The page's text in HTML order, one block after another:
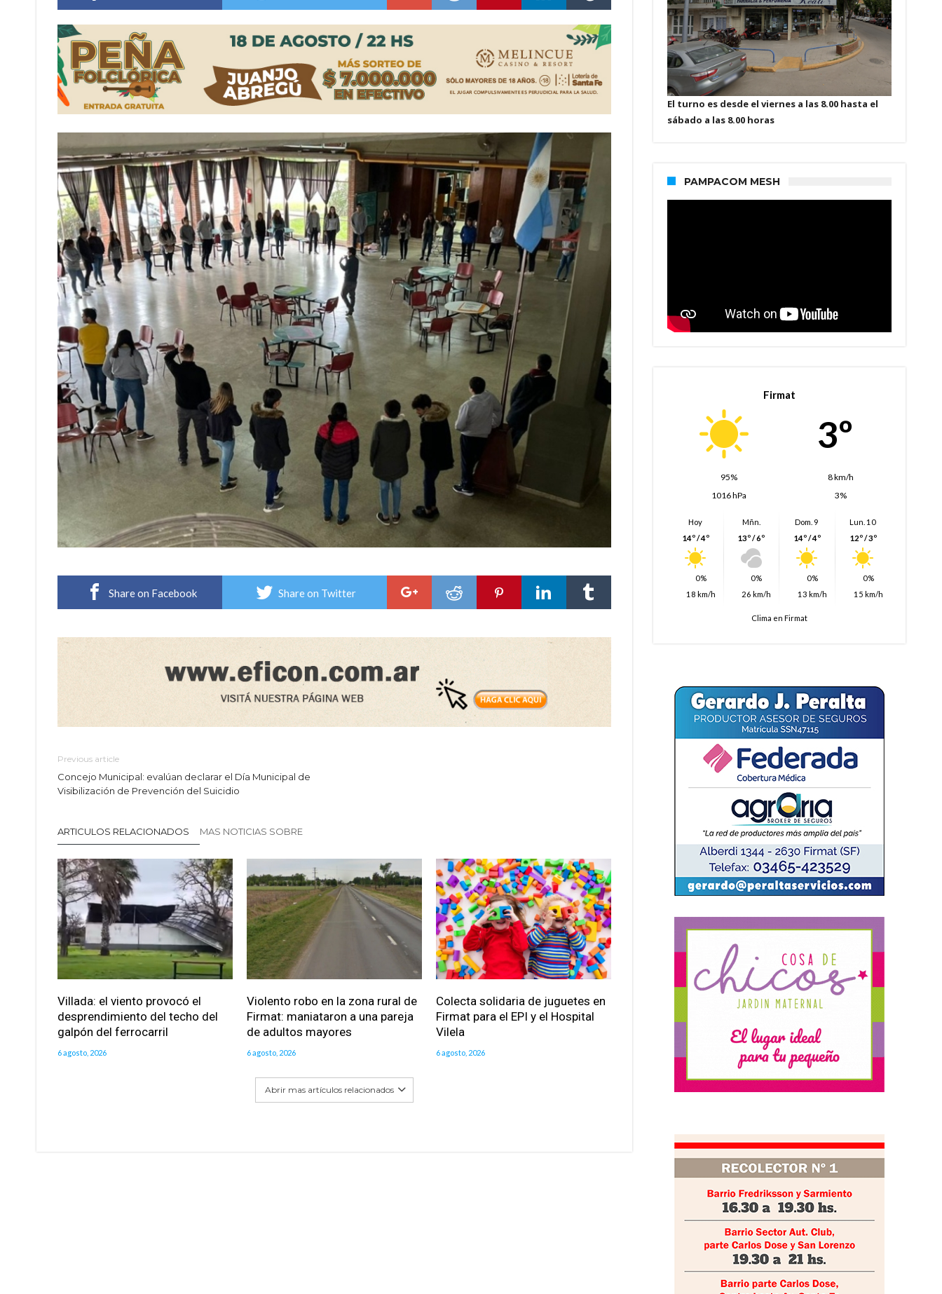
Villada: evalúan obras preventivas ante posibles lluvias intensas
Share on Facebook Share on Twitter
Previous article
Concejo Municipal: evalúan declarar el Día Municipal de
Visibilización de Prevención del Suicidio
ARTICULOS RELACIONADOS MAS NOTICIAS SOBRE
Villada: el viento provocó el
desprendimiento del techo del
galpón del ferrocarril
6 agosto, 2026
Violento robo en la zona rural de
Firmat: maniataron a una pareja
de adultos mayores
6 agosto, 2026
Colecta solidaria de juguetes en
Firmat para el EPI y el Hospital
Vilela
6 agosto, 2026
Abrir mas artículos relacionados
El turno es desde el viernes a las 8.00 hasta el
sábado a las 8.00 horas
PAMPACOM MESH
Firmat
3º
95%
8 km/h
1016 hPa
3%
Hoy
14º / 4º
0%
18 km/h
Mñn.
13º / 6º
0%
26 km/h
Dom. 9
14º / 4º
0%
13 km/h
Lun. 10
12º / 3º
0%
15 km/h
Clima en Firmat